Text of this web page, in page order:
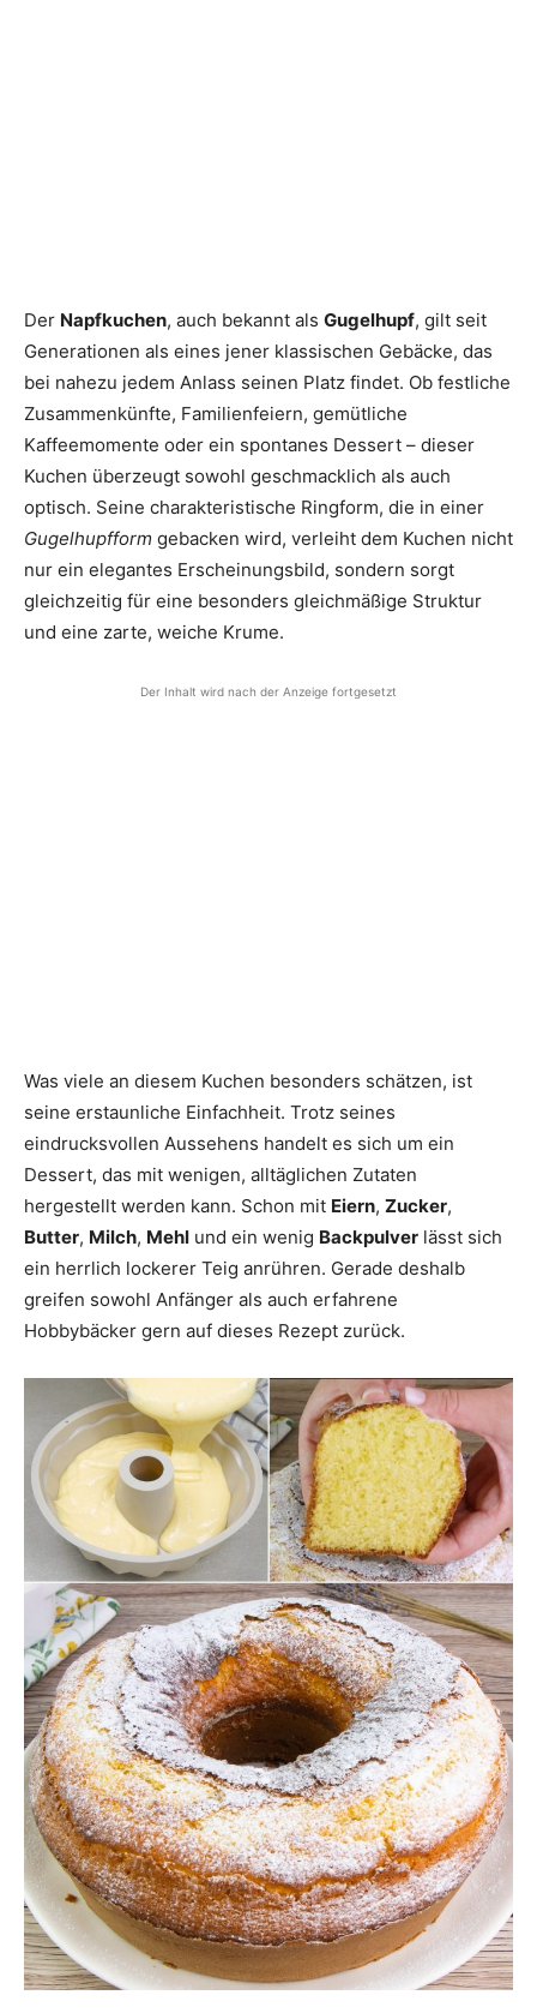
Der Napfkuchen, auch bekannt als Gugelhupf, gilt seit
Generationen als eines jener klassischen Gebäcke, das
bei nahezu jedem Anlass seinen Platz findet. Ob festliche
Zusammenkünfte, Familienfeiern, gemütliche
Kaffeemomente oder ein spontanes Dessert – dieser
Kuchen überzeugt sowohl geschmacklich als auch
optisch. Seine charakteristische Ringform, die in einer
Gugelhupfform gebacken wird, verleiht dem Kuchen nicht
nur ein elegantes Erscheinungsbild, sondern sorgt
gleichzeitig für eine besonders gleichmäßige Struktur
und eine zarte, weiche Krume.
Der Inhalt wird nach der Anzeige fortgesetzt
Was viele an diesem Kuchen besonders schätzen, ist
seine erstaunliche Einfachheit. Trotz seines
eindrucksvollen Aussehens handelt es sich um ein
Dessert, das mit wenigen, alltäglichen Zutaten
hergestellt werden kann. Schon mit Eiern, Zucker,
Butter, Milch, Mehl und ein wenig Backpulver lässt sich
ein herrlich lockerer Teig anrühren. Gerade deshalb
greifen sowohl Anfänger als auch erfahrene
Hobbybäcker gern auf dieses Rezept zurück.